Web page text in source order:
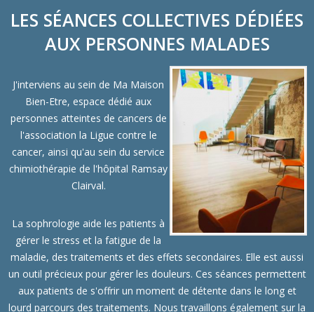
LES SÉANCES COLLECTIVES DÉDIÉES
AUX PERSONNES MALADES
J'interviens au sein de Ma Maison
Bien-Etre, espace dédié aux
personnes atteintes de cancers de
l'association la Ligue contre le
cancer, ainsi qu'au sein du service
chimiothérapie de l'hôpital Ramsay
Clairval.
La sophrologie aide les patients à
gérer le stress et la fatigue de la
maladie, des traitements et des effets secondaires. Elle est aussi
un outil précieux pour gérer les douleurs. Ces séances permettent
aux patients de s'offrir un moment de détente dans le long et
lourd parcours des traitements. Nous travaillons également sur la